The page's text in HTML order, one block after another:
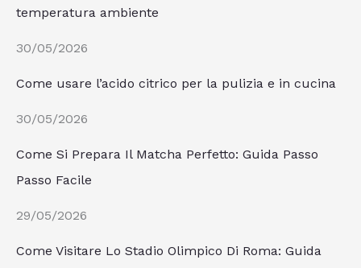
temperatura ambiente
30/05/2026
Come usare l’acido citrico per la pulizia e in cucina
30/05/2026
Come Si Prepara Il Matcha Perfetto: Guida Passo
Passo Facile
29/05/2026
Come Visitare Lo Stadio Olimpico Di Roma: Guida